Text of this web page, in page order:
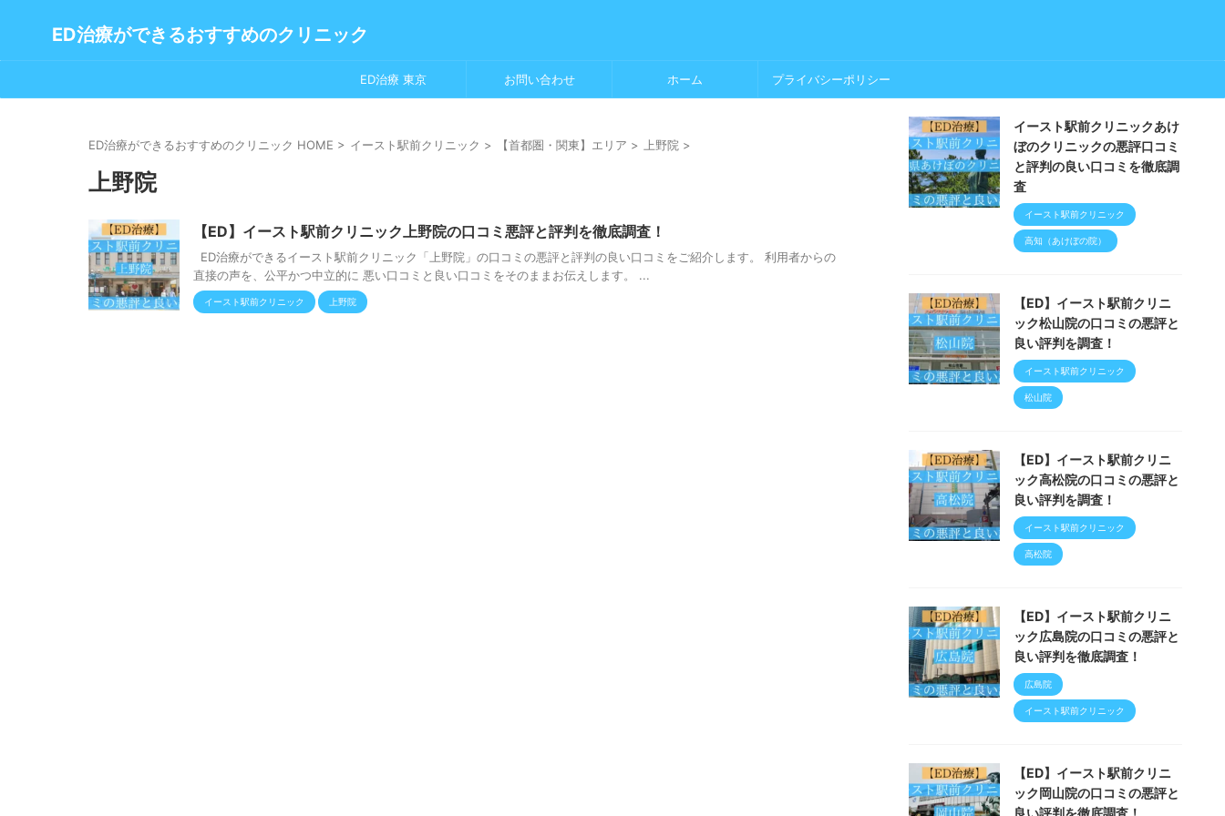
ED治療ができるおすすめのクリニック
ED治療 東京 お問い合わせ ホーム プライバシーポリシー
ED治療ができるおすすめのクリニック HOME > イースト駅前クリニック > 【首都圏・関東】エリア > 上野院 >
上野院
【ED】イースト駅前クリニック上野院の口コミ悪評と評判を徹底調査！
ED治療ができるイースト駅前クリニック「上野院」の口コミの悪評と評判の良い口コミをご紹介します。 利用者からの
直接の声を、公平かつ中立的に 悪い口コミと良い口コミをそのままお伝えします。 ...
イースト駅前クリニック 上野院
イースト駅前クリニックあけ
ぼのクリニックの悪評口コミ
と評判の良い口コミを徹底調
査
イースト駅前クリニック
高知（あけぼの院）
【ED】イースト駅前クリニ
ック松山院の口コミの悪評と
良い評判を調査！
イースト駅前クリニック
松山院
【ED】イースト駅前クリニ
ック高松院の口コミの悪評と
良い評判を調査！
イースト駅前クリニック
高松院
【ED】イースト駅前クリニ
ック広島院の口コミの悪評と
良い評判を徹底調査！
広島院
イースト駅前クリニック
【ED】イースト駅前クリニ
ック岡山院の口コミの悪評と
良い評判を徹底調査！